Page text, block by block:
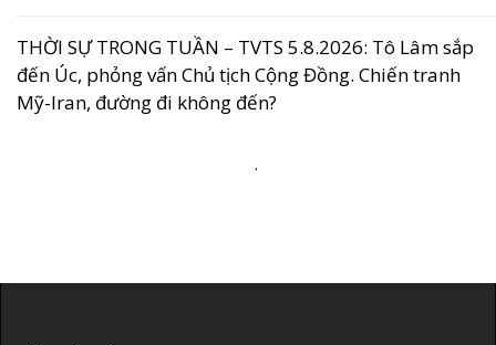
THỜI SỰ TRONG TUẦN – TVTS 5.8.2026: Tô Lâm sắp
đến Úc, phỏng vấn Chủ tịch Cộng Đồng. Chiến tranh
Mỹ-Iran, đường đi không đến?
.